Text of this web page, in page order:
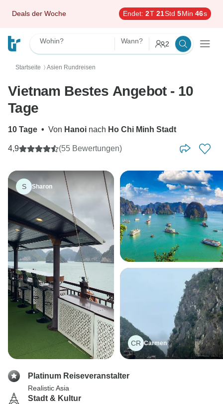
Deals der Woche Endet: 2T 21Std 5Min 45s
Wohin? Wann? 2
Startseite 〉 Asien Rundreisen
Vietnam Bestes Angebot - 10
Tage
10 Tage • Von Hanoi nach Ho Chi Minh Stadt
4,9 (55 Bewertungen)
S Sharon
CR Carmen
Platinum Reiseveranstalter
Realistic Asia
Stadt & Kultur